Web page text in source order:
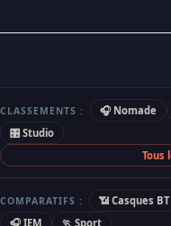
CLASSEMENTS : 🎧 Nomade
🎛 Studio
Tous
COMPARATIFS : 📶 Casques BT
🎧 IEM
🏃 Sport